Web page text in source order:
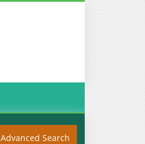
Advanced Search